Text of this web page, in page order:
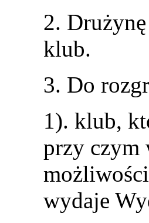
2.
klub.
3. Do
1). klub,
przy czym
wydaje